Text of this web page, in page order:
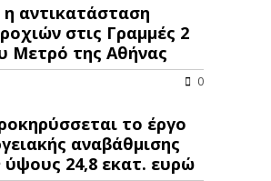
η αντικατάσταση
στις Γραμμές 2
Μετρό της Αθήνας
0
το έργο
αναβάθμισης
24,8 εκατ. ευρώ